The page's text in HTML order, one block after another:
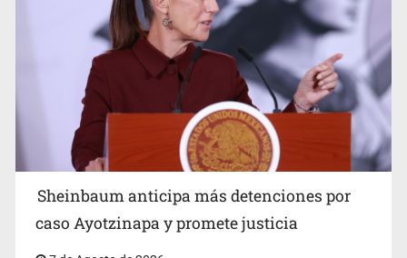
Motociclista fue perseguido y asesinado frente a un
templo en Guadalajara
Sheinbaum anticipa más detenciones por
caso Ayotzinapa y promete justicia